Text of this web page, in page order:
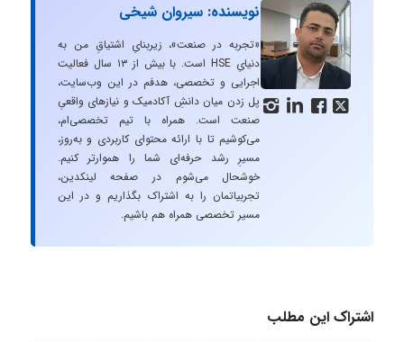
   
نویسنده: سیروان شیخی
«تجربه در صنعت»، زیربنایِ اشتیاقِ من به
دنیایِ HSE است. با بیش از ۱۳ سال فعالیت
اجرایی و تخصصی، هدفم در این وب‌سایت،
پل زدن میان دانشِ آکادمیک و نیازهای واقعیِ
صنعت است. همراه با تیم تخصصی‌ام،
می‌کوشیم تا با ارائه محتوای کاربردی و به‌روز،
مسیرِ رشد حرفه‌ای شما را هموارتر کنیم.
خوشحال می‌شوم در صفحه لینکدین،
تجربیاتمان را به اشتراک بگذاریم و در این
مسیر تخصصی همراه هم باشیم.
اشتراک این مطلب